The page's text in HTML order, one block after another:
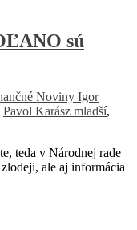
sú
Noviny Igor
Pavol Karász mladší,
teda v Národnej rade
ale aj informácia